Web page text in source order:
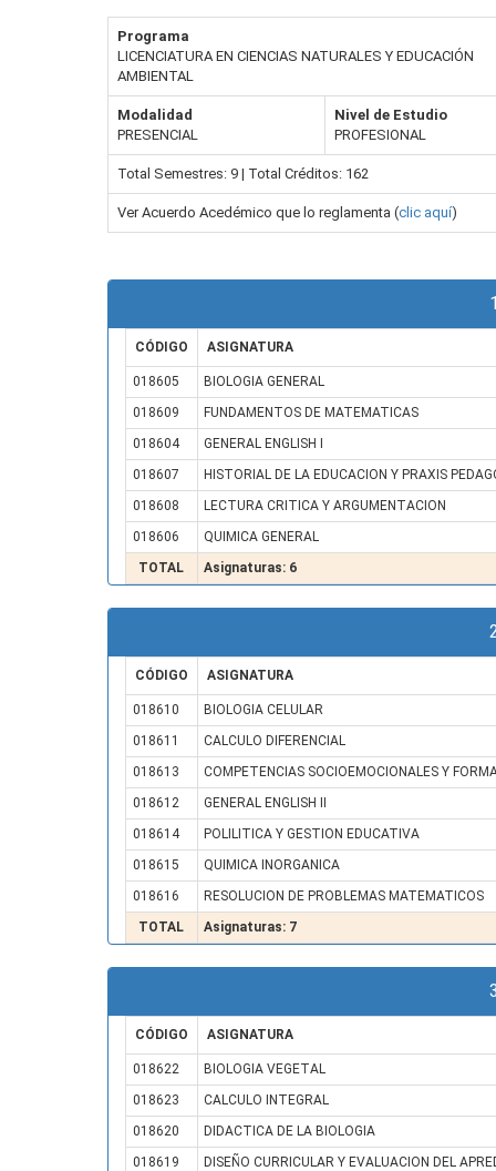
Programa
LICENCIATURA EN CIENCIAS NATURALES Y EDUCACIÓN
AMBIENTAL
Modalidad
PRESENCIAL
Nivel de Estudio
PROFESIONAL
Total Semestres: 9 | Total Créditos: 162
Ver Acuerdo Acedémico que lo reglamenta (clic aquí)
CÓDIGO ASIGNATURA
018605
BIOLOGIA GENERAL
018609
FUNDAMENTOS DE MATEMATICAS
018604
GENERAL ENGLISH I
018607
HISTORIAL DE LA EDUCACION Y PRAXIS
018608
LECTURA CRITICA Y ARGUMENTACION
018606
QUIMICA GENERAL
TOTAL
Asignaturas: 6
CÓDIGO ASIGNATURA
018610
BIOLOGIA CELULAR
018611
CALCULO DIFERENCIAL
018613
COMPETENCIAS SOCIOEMOCIONALES Y
018612
GENERAL ENGLISH II
018614
POLILITICA Y GESTION EDUCATIVA
018615
QUIMICA INORGANICA
018616
RESOLUCION DE PROBLEMAS MATEMATICOS
TOTAL
Asignaturas: 7
CÓDIGO ASIGNATURA
018622
BIOLOGIA VEGETAL
018623
CALCULO INTEGRAL
018620
DIDACTICA DE LA BIOLOGIA
018619
DISEÑO CURRICULAR Y EVALUACION DEL